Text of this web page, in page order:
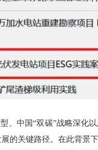
、中国“双碳”战略深化
的关键路径。在此背景